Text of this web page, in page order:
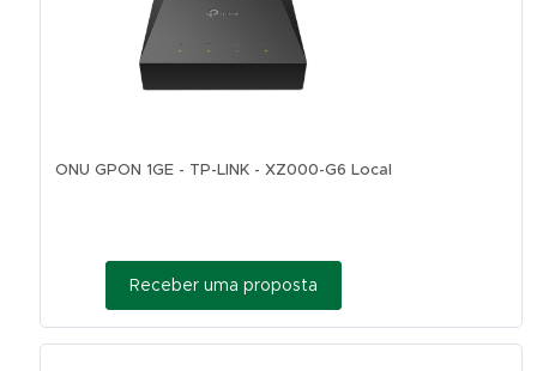
ONU GPON 1GE - TP-LINK - XZ000-G6 Local
Receber uma proposta